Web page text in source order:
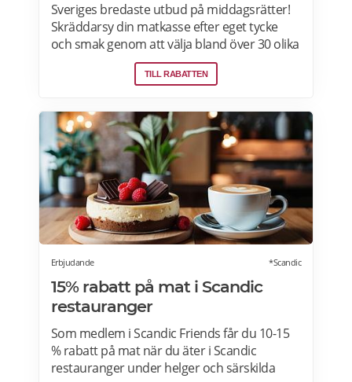
Sveriges bredaste utbud på middagsrätter!
Skräddarsy din matkasse efter eget tycke
och smak genom att välja bland över 30 olika
rätter – varje vecka! Din matkasse levereras
direkt till din dörr. Du kan skräddarsy din
maträtter. Läs mer och upptäck hela meny!
TILL RABATTEN
Erbjudande *Scandic
15% rabatt på mat i Scandic
restauranger
Som medlem i Scandic Friends får du 10-15
% rabatt på mat när du äter i Scandic
restauranger under helger och särskilda